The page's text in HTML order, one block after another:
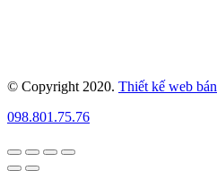
© Copyright 2020. Thiết kế web
098.801.75.76